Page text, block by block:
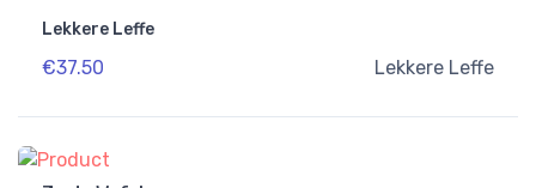
Lekkere Leffe
€37.50 Lekkere Leffe